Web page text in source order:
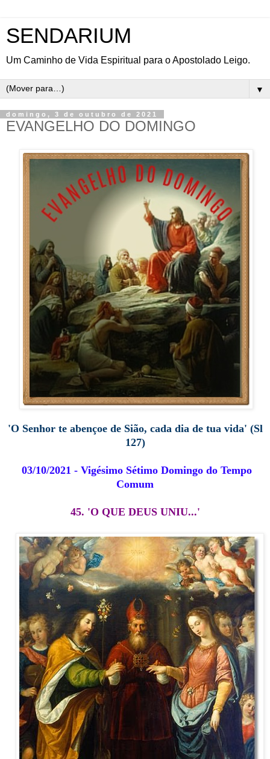
SENDARIUM
Um Caminho de Vida Espiritual para o Apostolado Leigo.
▼
domingo, 3 de outubro de 2021
EVANGELHO DO DOMINGO
'O Senhor te abençoe de Sião, cada dia de tua vida' (Sl
127)
03/10/2021 - Vigésimo Sétimo Domingo do Tempo
Comum
45. 'O QUE DEUS UNIU...'